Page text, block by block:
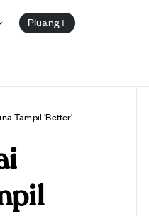
Pluang+
Tampil 'Better'